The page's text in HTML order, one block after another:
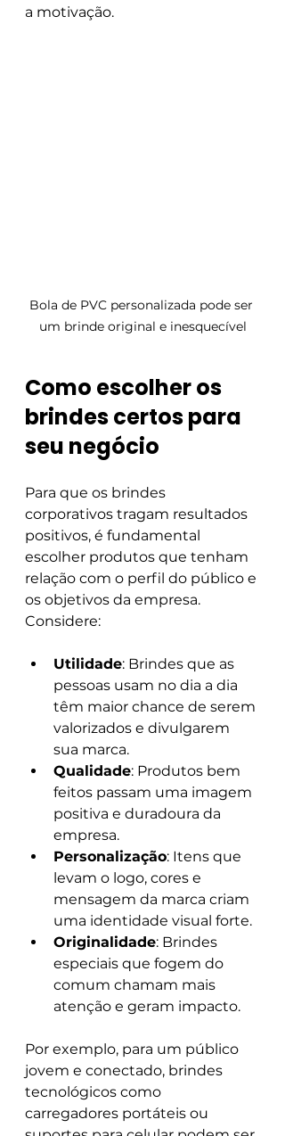
a motivação.
Bola de PVC personalizada pode ser
um brinde original e inesquecível
Como escolher os
brindes certos para
seu negócio
Para que os brindes
corporativos tragam resultados
positivos, é fundamental
escolher produtos que tenham
relação com o perfil do público e
os objetivos da empresa.
Considere:
Utilidade: Brindes que as
pessoas usam no dia a dia
têm maior chance de serem
valorizados e divulgarem
sua marca.
Qualidade: Produtos bem
feitos passam uma imagem
positiva e duradoura da
empresa.
Personalização: Itens que
levam o logo, cores e
mensagem da marca criam
uma identidade visual forte.
Originalidade: Brindes
especiais que fogem do
comum chamam mais
atenção e geram impacto.
Por exemplo, para um público
jovem e conectado, brindes
tecnológicos como
carregadores portáteis ou